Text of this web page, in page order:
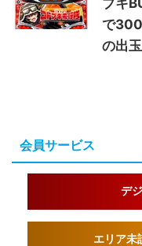
で
の出
会員サービス
デ
エリア未